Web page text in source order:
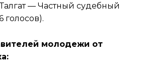
— Частный судебный
голосов).
молодежи от